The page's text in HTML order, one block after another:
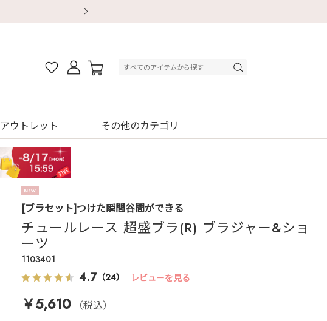
アウトレット その他のカテゴリ
[ブラセット]つけた瞬間谷間ができる
チュールレース 超盛ブラ(R) ブラジャー&ショ
ーツ
1103401
4.7（24） レビューを見る
￥5,610 （税込）